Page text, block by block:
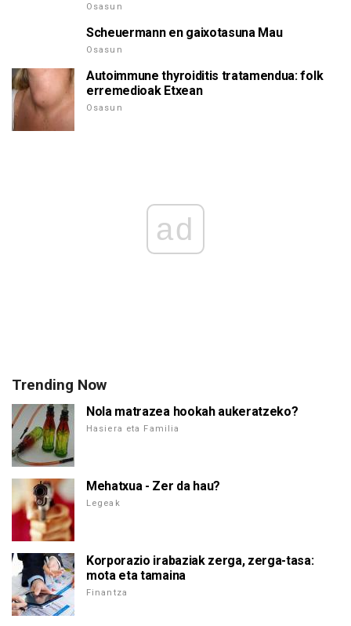
Osasun
Scheuermann en gaixotasuna Mau
Osasun
Autoimmune thyroiditis tratamendua: folk
erremedioak Etxean
Osasun
ad
Trending Now
Nola matrazea hookah aukeratzeko?
Hasiera eta Familia
Mehatxua - Zer da hau?
Legeak
Korporazio irabaziak zerga, zerga-tasa:
mota eta tamaina
Finantza